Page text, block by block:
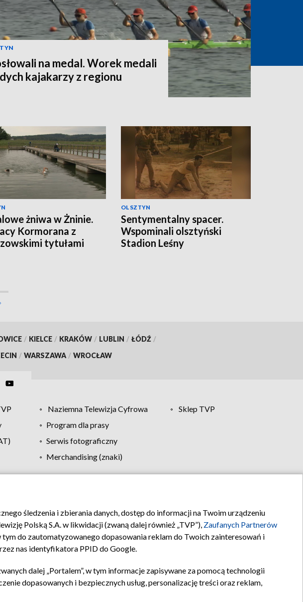
na medal. Worek medali
kajakarzy z regionu
żniwa w Żninie.
Kormorana z
tytułami
OLSZTYN
Sentymentalny spacer.
Wspominali olsztyński
Stadion Leśny
/ KIELCE / KRAKÓW / LUBLIN / ŁÓDŹ /
/ WARSZAWA / WROCŁAW
Naziemna Telewizja Cyfrowa
Sklep TVP
Program dla prasy
Serwis fotograficzny
Merchandising (znaki)
Pomoc Biuro reklamy Kontakt
śledzenia i zbierania danych, dostęp do informacji na Twoim urządzeniu
Polską S.A. w likwidacji (zwaną dalej również „TVP”), Zaufanych Partnerów
tym do zautomatyzowanego dopasowania reklam do Twoich zainteresowań i
nas identyfikatora PPID do Google.
dalej „Portalem”, w tym informacje zapisywane za pomocą technologii
dopasowanych i bezpiecznych usług, personalizację treści oraz reklam,